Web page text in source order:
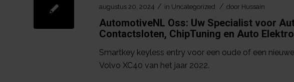
augustus 20, 2024 / in Uncategorized / door Hussain
AutomotiveNL Oss: Uw Specialist voor
Contactsloten, ChipTuning en Auto
Smartkey keyless entry voor een oude of een
Volvo XC40 van het jaar 2022.